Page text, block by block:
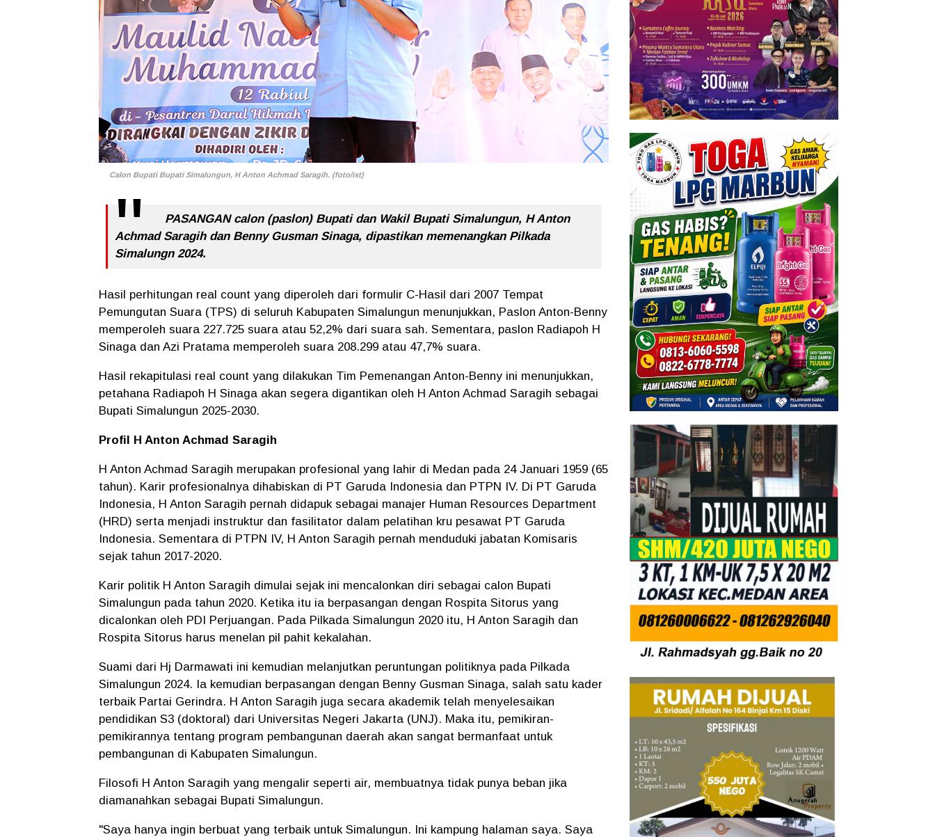
Calon Bupati Bupati Simalungun, H Anton Achmad Saragih. (foto/ist)
PASANGAN calon (paslon) Bupati dan Wakil Bupati Simalungun, H Anton
Achmad Saragih dan Benny Gusman Sinaga, dipastikan memenangkan Pilkada
Simalungn 2024.
Hasil perhitungan real count yang diperoleh dari formulir C-Hasil dari 2007 Tempat
Pemungutan Suara (TPS) di seluruh Kabupaten Simalungun menunjukkan, Paslon Anton-Benny
memperoleh suara 227.725 suara atau 52,2% dari suara sah. Sementara, paslon Radiapoh H
Sinaga dan Azi Pratama memperoleh suara 208.299 atau 47,7% suara.
Hasil rekapitulasi real count yang dilakukan Tim Pemenangan Anton-Benny ini menunjukkan,
petahana Radiapoh H Sinaga akan segera digantikan oleh H Anton Achmad Saragih sebagai
Bupati Simalungun 2025-2030.
Profil H Anton Achmad Saragih
H Anton Achmad Saragih merupakan profesional yang lahir di Medan pada 24 Januari 1959 (65
tahun). Karir profesionalnya dihabiskan di PT Garuda Indonesia dan PTPN IV. Di PT Garuda
Indonesia, H Anton Saragih pernah didapuk sebagai manajer Human Resources Department
(HRD) serta menjadi instruktur dan fasilitator dalam pelatihan kru pesawat PT Garuda
Indonesia. Sementara di PTPN IV, H Anton Saragih pernah menduduki jabatan Komisaris
sejak tahun 2017-2020.
Karir politik H Anton Saragih dimulai sejak ini mencalonkan diri sebagai calon Bupati
Simalungun pada tahun 2020. Ketika itu ia berpasangan dengan Rospita Sitorus yang
dicalonkan oleh PDI Perjuangan. Pada Pilkada Simalungun 2020 itu, H Anton Saragih dan
Rospita Sitorus harus menelan pil pahit kekalahan.
Suami dari Hj Darmawati ini kemudian melanjutkan peruntungan politiknya pada Pilkada
Simalungun 2024. Ia kemudian berpasangan dengan Benny Gusman Sinaga, salah satu kader
terbaik Partai Gerindra. H Anton Saragih juga secara akademik telah menyelesaikan
pendidikan S3 (doktoral) dari Universitas Negeri Jakarta (UNJ). Maka itu, pemikiran-
pemikirannya tentang program pembangunan daerah akan sangat bermanfaat untuk
pembangunan di Kabupaten Simalungun.
Filosofi H Anton Saragih yang mengalir seperti air, membuatnya tidak punya beban jika
diamanahkan sebagai Bupati Simalungun.
"Saya hanya ingin berbuat yang terbaik untuk Simalungun. Ini kampung halaman saya. Saya